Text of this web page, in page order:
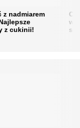
z nadmiarem
z cukinii!
w